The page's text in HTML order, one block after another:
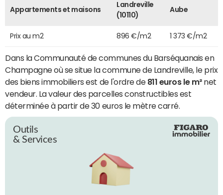
Appartements et maisons
Landreville
(10110)
Aube
Prix au m2 896 €/m2 1 373 €/m2
Dans la Communauté de communes du Barséquanais en
Champagne où se situe la commune de Landreville, le prix
des biens immobiliers est de l'ordre de 811 euros le m²net
vendeur. La valeur des parcelles constructibles est
déterminée à partir de 30 euros le mètre carré.
Outils
& Services